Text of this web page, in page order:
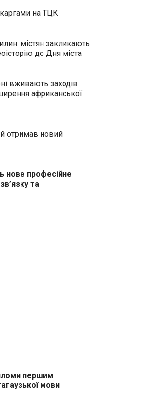
на ТЦК
містян закликають
до Дня міста
вживають заходів
африканської
отримав новий
нове професійне
та
першим
мови